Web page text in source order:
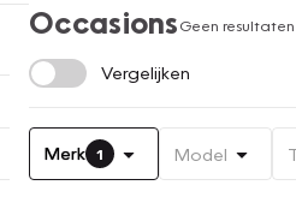
OccasionsGeen resultaten
Vergelijken
Merk 1 Model